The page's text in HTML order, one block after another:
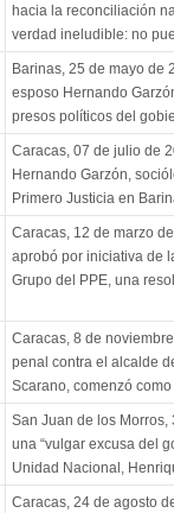
hacia la reconciliación
verdad ineludible: no
Barinas, 25 de mayo de
esposo Hernando
presos políticos del
Caracas, 07 de julio de
Hernando Garzón,
Primero Justicia en
Caracas, 12 de marzo
aprobó por iniciativa de
Grupo del PPE, una
Caracas, 8 de
penal contra el alcalde
Scarano, comenzó
San Juan de los
una “vulgar excusa del
Unidad Nacional,
Caracas, 24 de agosto